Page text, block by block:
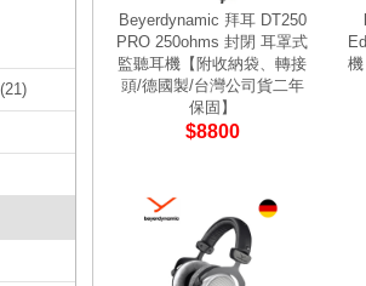
Beyerdynamic 拜耳 DT250
PRO 250ohms 封閉 耳罩式
監聽耳機【附收納袋、轉接
頭/德國製/台灣公司貨二年
保固】
$8800